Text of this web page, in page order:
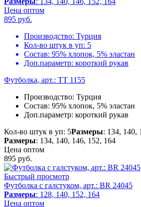
Цена оптом
895 руб.
Производство: Турция
Кол-во штук в уп: 5
Состав: 95% хлопок, 5% эластан
Доп.параметр: короткий рукав
Футболка, арт.: TT 1155
Производство: Турция
Состав: 95% хлопок, 5% эластан
Доп.параметр: короткий рукав
Кол-во штук в уп: 5Размеры: 134, 140,
Размеры: 134, 140, 146, 152, 164
Цена оптом
895 руб.
Быстрый просмотр
Футболка с галстуком, арт.: BR 24045
Размеры: 128, 140, 152, 164
Цена оптом